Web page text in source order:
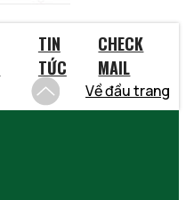
TIN
TỨC
CHECK
MAIL
Về đầu trang